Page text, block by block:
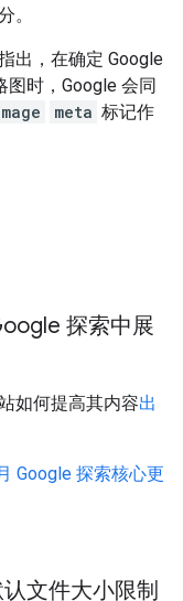
。
出，在确定 Google
图时，Google 会同
meta 标记作
探索中展
如何提高其内容出
Google 探索核心更
文件大小限制